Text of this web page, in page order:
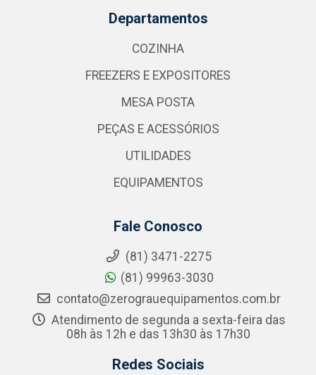
Departamentos
COZINHA
FREEZERS E EXPOSITORES
MESA POSTA
PEÇAS E ACESSÓRIOS
UTILIDADES
EQUIPAMENTOS
Fale Conosco
(81) 3471-2275
(81) 99963-3030
contato@zerograuequipamentos.com.br
Atendimento de segunda a sexta-feira das
08h às 12h e das 13h30 às 17h30
Redes Sociais